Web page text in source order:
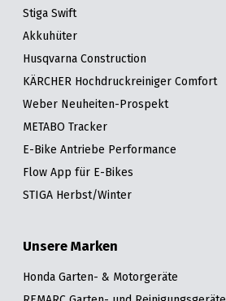
Stiga Swift
Akkuhüter
Husqvarna Construction
KÄRCHER Hochdruckreiniger Comfort
Weber Neuheiten-Prospekt
METABO Tracker
E-Bike Antriebe Performance
Flow App für E-Bikes
STIGA Herbst/Winter
Unsere Marken
Honda Garten- & Motorgeräte